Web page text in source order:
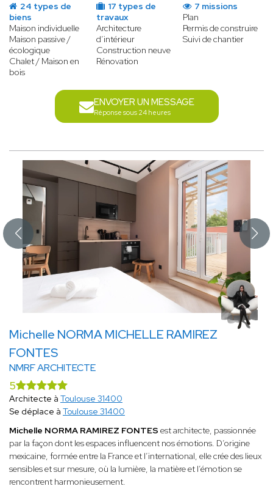
24 types de
biens
Maison individuelle
Maison passive /
écologique
Chalet / Maison en
bois
17 types de
travaux
Architecture
d’intérieur
Construction neuve
Rénovation
7 missions
Plan
Permis de construire
Suivi de chantier
ENVOYER UN MESSAGE
Réponse sous 24 heures
Michelle NORMA MICHELLE RAMIREZ
FONTES
NMRF ARCHITECTE
5
Architecte à Toulouse 31400
Se déplace à Toulouse 31400
Michelle NORMA RAMIREZ FONTES est architecte, passionnée
par la façon dont les espaces influencent nos émotions. D’origine
mexicaine, formée entre la France et l’international, elle crée des lieux
sensibles et sur mesure, où la lumière, la matière et l’émotion se
rencontrent harmonieusement.